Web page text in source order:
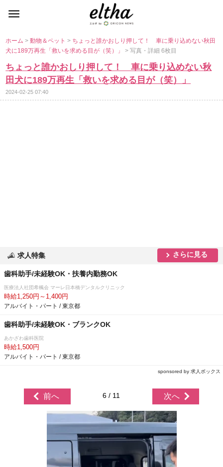
ホーム>動物＆ペット> ちょっと誰かおしり押して！ 車に乗り込めない秋田
犬に189万再生「救いを求める目が（笑）」> 写真・詳細 6枚目
ちょっと誰かおしり押して！ 車に乗り込めない秋
田犬に189万再生「救いを求める目が（笑）」
2024-02-25 07:40
求人特集 さらに見る
歯科助手/未経験OK・扶養内勤務OK
医療法人社団希楓会 マーレ日本橋デンタルクリニック
時給1,250円～1,400円
アルバイト・パート / 東京都
歯科助手/未経験OK・ブランクOK
あかざわ歯科医院
時給1,500円
アルバイト・パート / 東京都
sponsored by 求人ボックス
前へ 6 / 11 次へ